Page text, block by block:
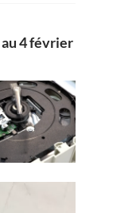
4 février